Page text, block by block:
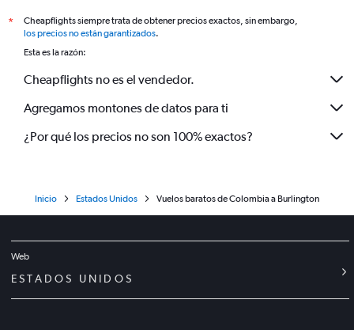
*
Cheapflights siempre trata de obtener precios exactos, sin embargo,
los precios no están garantizados.
Esta es la razón:
Cheapflights no es el vendedor.
Agregamos montones de datos para ti
¿Por qué los precios no son 100% exactos?
Inicio Estados Unidos Vuelos baratos de Colombia a Burlington
Web
ESTADOS UNIDOS